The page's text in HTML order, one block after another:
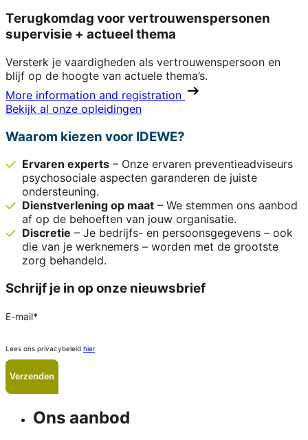
Terugkomdag voor vertrouwenspersonen
supervisie + actueel thema
Versterk je vaardigheden als vertrouwenspersoon en
blijf op de hoogte van actuele thema’s.
More information and registration
Bekijk al onze opleidingen
Waarom kiezen voor IDEWE?
Ervaren experts – Onze ervaren preventieadviseurs
psychosociale aspecten garanderen de juiste
ondersteuning.
Dienstverlening op maat – We stemmen ons aanbod
af op de behoeften van jouw organisatie.
Discretie – Je bedrijfs- en persoonsgegevens – ook
die van je werknemers – worden met de grootste
zorg behandeld.
Schrijf je in op onze nieuwsbrief
E-mail*
Lees ons privacybeleid hier.
Ons aanbod